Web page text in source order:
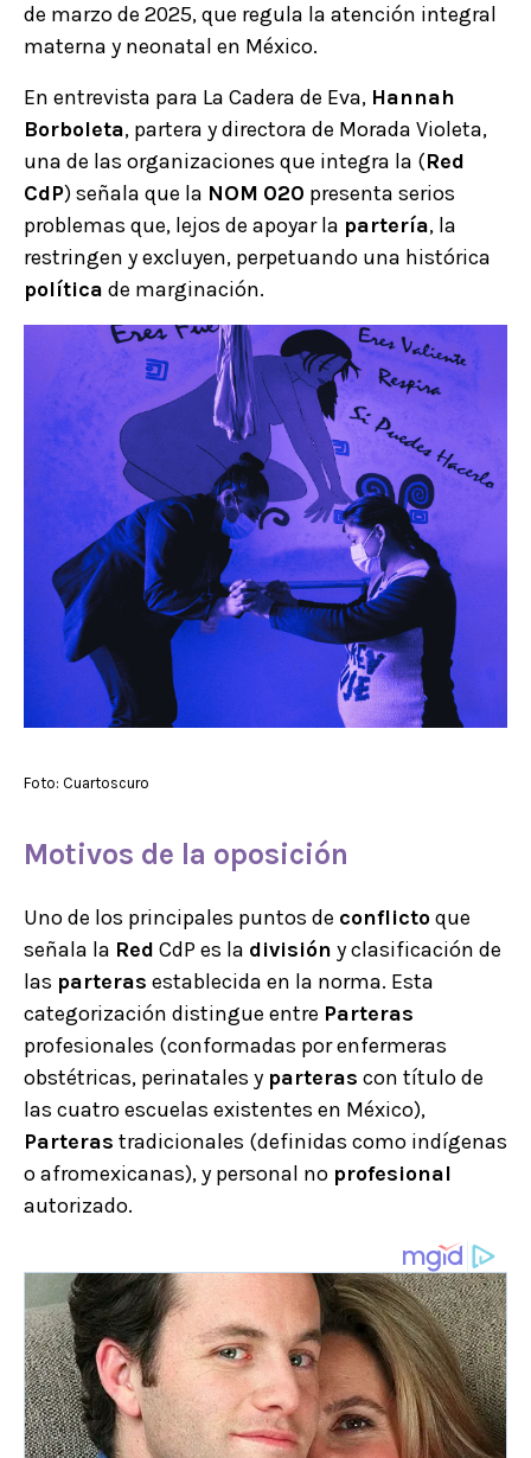
de marzo de 2025, que regula la atención integral
materna y neonatal en México.
En entrevista para La Cadera de Eva, Hannah
Borboleta, partera y directora de Morada Violeta,
una de las organizaciones que integra la (Red
CdP) señala que la NOM 020 presenta serios
problemas que, lejos de apoyar la partería, la
restringen y excluyen, perpetuando una histórica
política de marginación.
Foto: Cuartoscuro
Motivos de la oposición
Uno de los principales puntos de conflictoque
señala la Red CdP es la división y clasificación de
las parteras establecida en la norma. Esta
categorización distingue entre Parteras
profesionales (conformadas por enfermeras
obstétricas, perinatales y parteras con título de
las cuatro escuelas existentes en México),
Parteras tradicionales (definidas como indígenas
o afromexicanas), y personal no profesional
autorizado.